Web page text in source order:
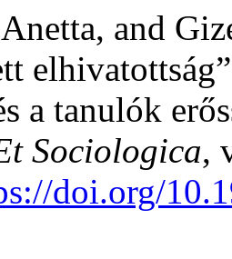
and
a tanulók
Sociologica,
doi.org/